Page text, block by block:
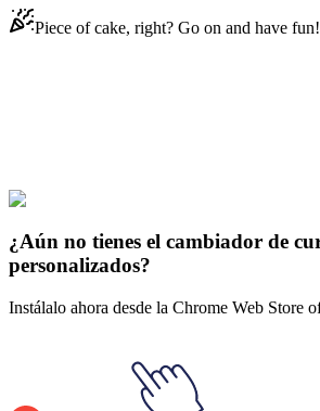
Piece of cake, right? Go on and have fun!
Explore All Collections
¿Aún no tienes el cambiador de
personalizados?
Instálalo ahora desde la Chrome Web Store